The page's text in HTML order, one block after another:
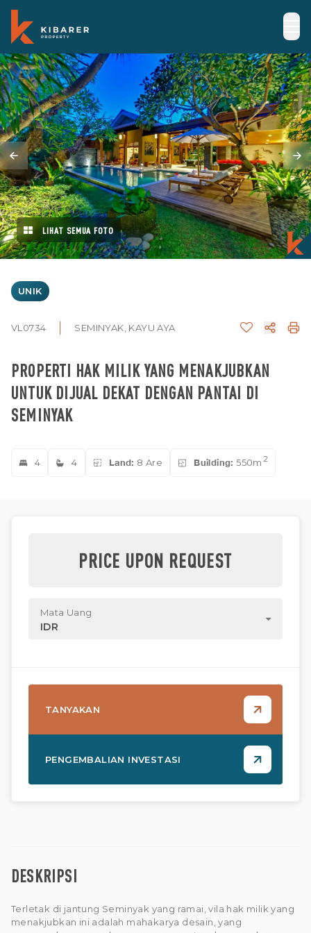
LIHAT SEMUA FOTO
UNIK
VL0734 SEMINYAK, KAYU AYA
PROPERTI HAK MILIK YANG MENAKJUBKAN
UNTUK DIJUAL DEKAT DENGAN PANTAI DI
SEMINYAK
4 4 Land: 8 Are Building: 550m 2
DESKRIPSI
Terletak di jantung Seminyak yang ramai, vila hak milik yang
menakjubkan ini adalah mahakarya desain, yang
PRICE UPON REQUEST
Mata Uang
IDR
TANYAKAN
PENGEMBALIAN INVESTASI